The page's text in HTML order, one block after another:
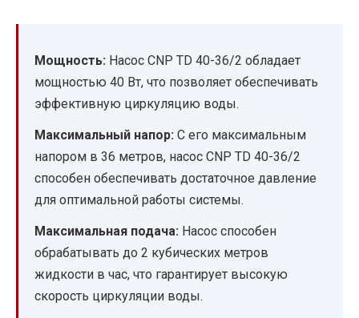
Мощность: Насос CNP TD 40-36/2 обладает
мощностью 40 Вт, что позволяет обеспечивать
эффективную циркуляцию воды.
Максимальный напор: С его максимальным
напором в 36 метров, насос CNP TD 40-36/2
способен обеспечивать достаточное давление
для оптимальной работы системы.
Максимальная подача: Насос способен
обрабатывать до 2 кубических метров
жидкости в час, что гарантирует высокую
скорость циркуляции воды.